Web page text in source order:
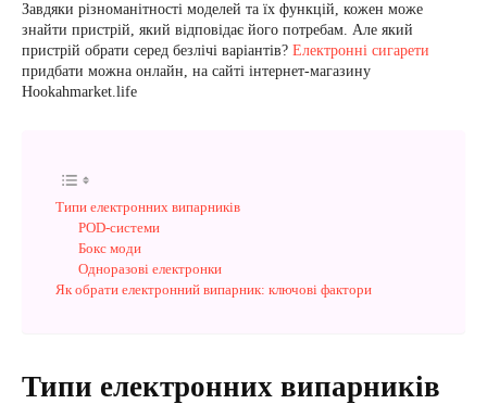
Завдяки різноманітності моделей та їх функцій, кожен може
знайти пристрій, який відповідає його потребам. Але який
пристрій обрати серед безлічі варіантів? Електронні сигарети
придбати можна онлайн, на сайті інтернет-магазину
Hookahmarket.life
Типи електронних випарників
POD-системи
Бокс моди
Одноразові електронки
Як обрати електронний випарник: ключові фактори
Типи електронних випарників